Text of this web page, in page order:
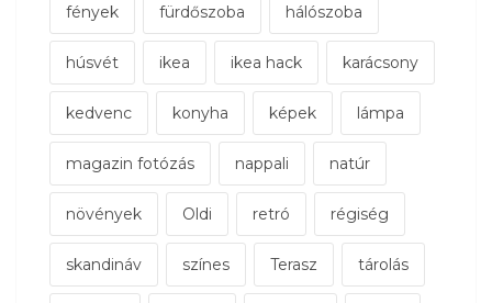
fények fürdőszoba hálószoba
húsvét ikea ikea hack karácsony
kedvenc konyha képek lámpa
magazin fotózás nappali natúr
növények Oldi retró régiség
skandináv színes Terasz tárolás